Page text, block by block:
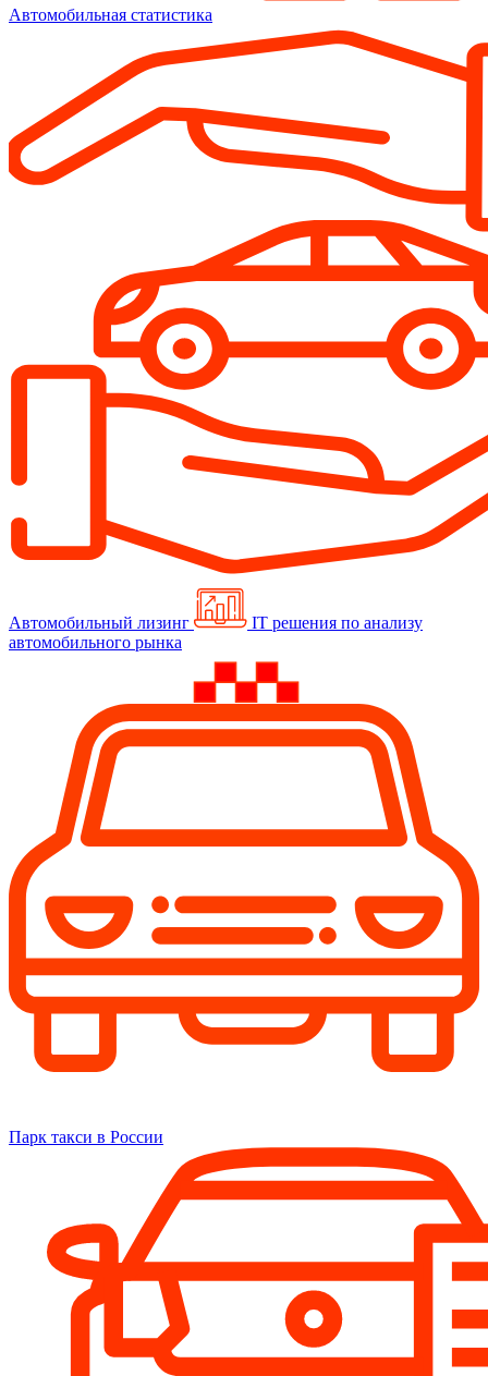
Автомобильная статистика
Автомобильный лизинг
IT решения по анализу
автомобильного рынка
Парк такси в России